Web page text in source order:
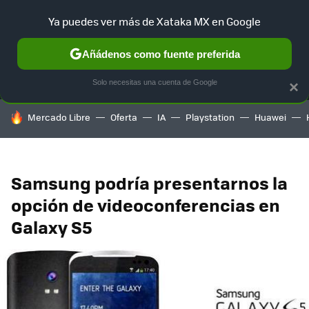
MENÚ NUEVO
GAMING HOME AUTO
HOY SE HABLA DE
Mercado Libre Oferta IA Playstation Huawei
Samsung podría presentarnos la
opción de videoconferencias en
Galaxy S5
×
Ya puedes ver más de Xataka MX en Google
Añádenos como fuente preferida
Solo necesitas una cuenta de Google